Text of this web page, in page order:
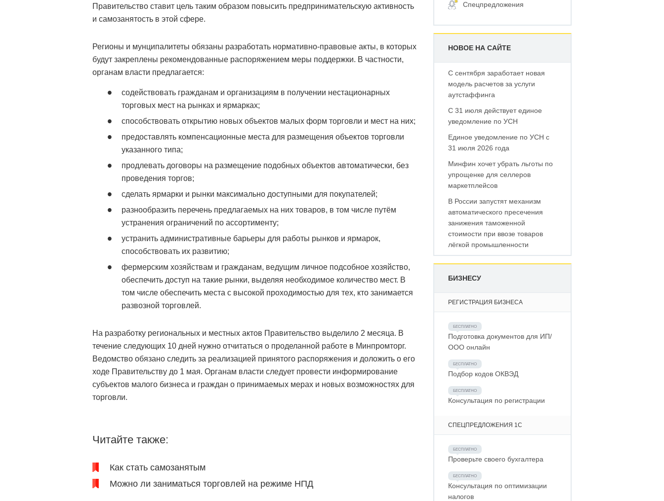
Правительство ставит цель таким образом повысить предпринимательскую активность
и самозанятость в этой сфере.
Регионы и мунципалитеты обязаны разработать нормативно-правовые акты, в которых
будут закреплены рекомендованные распоряжением меры поддержки. В частности,
органам власти предлагается:
содействовать гражданам и организациям в получении нестационарных
торговых мест на рынках и ярмарках;
способствовать открытию новых объектов малых форм торговли и мест на них;
предоставлять компенсационные места для размещения объектов торговли
указанного типа;
продлевать договоры на размещение подобных объектов автоматически, без
проведения торгов;
сделать ярмарки и рынки максимально доступными для покупателей;
разнообразить перечень предлагаемых на них товаров, в том числе путём
устранения ограничений по ассортименту;
устранить административные барьеры для работы рынков и ярмарок,
способствовать их развитию;
фермерским хозяйствам и гражданам, ведущим личное подсобное хозяйство,
обеспечить доступ на такие рынки, выделяя необходимое количество мест. В
том числе обеспечить места с высокой проходимостью для тех, кто занимается
развозной торговлей.
На разработку региональных и местных актов Правительство выделило 2 месяца. В
течение следующих 10 дней нужно отчитаться о проделанной работе в Минпромторг.
Ведомство обязано следить за реализацией принятого распоряжения и доложить о его
ходе Правительству до 1 мая. Органам власти следует провести информирование
субъектов малого бизнеса и граждан о принимаемых мерах и новых возможностях для
торговли.
Читайте также:
Как стать самозанятым
Можно ли заниматься торговлей на режиме НПД
Спецпредложения
НОВОЕ НА САЙТЕ
С сентября заработает новая
модель расчетов за услуги
аутстаффинга
С 31 июля действует единое
уведомление по УСН
Единое уведомление по УСН с
31 июля 2026 года
Минфин хочет убрать льготы по
упрощенке для селлеров
маркетплейсов
В России запустят механизм
автоматического пресечения
занижения таможенной
стоимости при ввозе товаров
лёгкой промышленности
БИЗНЕСУ
РЕГИСТРАЦИЯ БИЗНЕСА
Подготовка документов для ИП/
ООО онлайн
Подбор кодов ОКВЭД
Консультация по регистрации
СПЕЦПРЕДЛОЖЕНИЯ 1С
Проверьте своего бухгалтера
Консультация по оптимизации
налогов